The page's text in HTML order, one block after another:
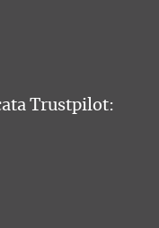
Trustpilot: